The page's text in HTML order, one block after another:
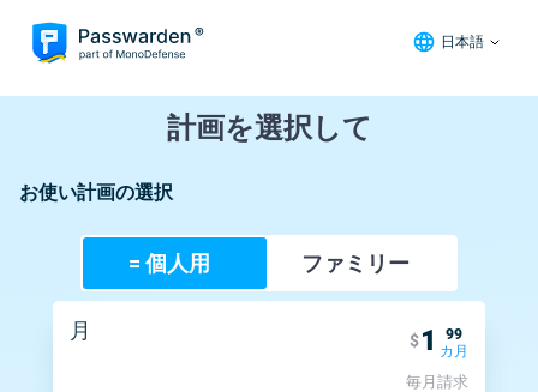
日本語
= 個人用 ファミリー
計画を選択して
お使い計画の選択
月 $ 1
99
カ月
毎月請求